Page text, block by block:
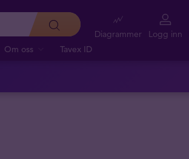
Om oss Tavex ID
Diagrammer Logg inn